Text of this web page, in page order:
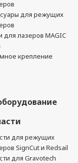
для режущих
для лазеров MAGIC
крепление
для режущих
SignCut и Redsail
для Gravotech